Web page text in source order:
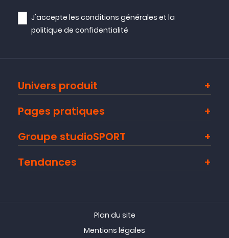
J'accepte lesconditions générales et la
politique de confidentialité
Univers produit
Pages pratiques
Groupe studioSPORT
Tendances
Plan du site
Mentions légales